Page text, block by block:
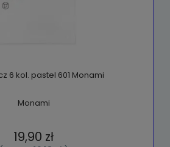
6 kol. pastel 601 Monami
Monami
19,90 zł